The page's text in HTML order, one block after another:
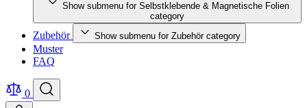
Show submenu for Selbstklebende & Magnetische Folien
category
Zubehör Show submenu for Zubehör category
Muster
FAQ
0